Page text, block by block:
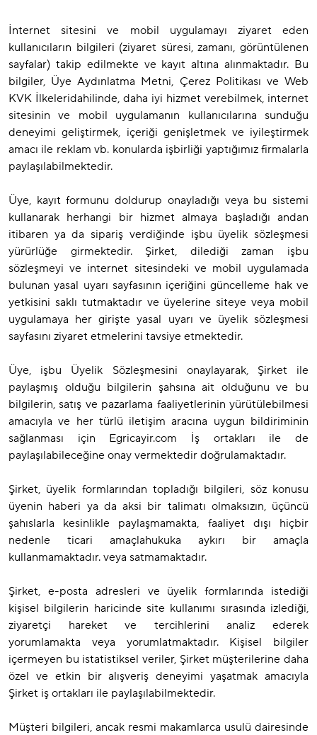
İnternet sitesini ve mobil uygulamayı ziyaret eden
kullanıcıların bilgileri (ziyaret süresi, zamanı, görüntülenen
sayfalar) takip edilmekte ve kayıt altına alınmaktadır. Bu
bilgiler, Üye Aydınlatma Metni, Çerez Politikası ve Web
KVK İlkeleridahilinde, daha iyi hizmet verebilmek, internet
sitesinin ve mobil uygulamanın kullanıcılarına sunduğu
deneyimi geliştirmek, içeriği genişletmek ve iyileştirmek
amacı ile reklam vb. konularda işbirliği yaptığımız firmalarla
paylaşılabilmektedir.
Üye, kayıt formunu doldurup onayladığı veya bu sistemi
kullanarak herhangi bir hizmet almaya başladığı andan
itibaren ya da sipariş verdiğinde işbu üyelik sözleşmesi
yürürlüğe girmektedir. Şirket, dilediği zaman işbu
sözleşmeyi ve internet sitesindeki ve mobil uygulamada
bulunan yasal uyarı sayfasının içeriğini güncelleme hak ve
yetkisini saklı tutmaktadır ve üyelerine siteye veya mobil
uygulamaya her girişte yasal uyarı ve üyelik sözleşmesi
sayfasını ziyaret etmelerini tavsiye etmektedir.
Üye, işbu Üyelik Sözleşmesini onaylayarak, Şirket ile
paylaşmış olduğu bilgilerin şahsına ait olduğunu ve bu
bilgilerin, satış ve pazarlama faaliyetlerinin yürütülebilmesi
amacıyla ve her türlü iletişim aracına uygun bildiriminin
sağlanması için Egricayir.com İş ortakları ile de
paylaşılabileceğine onay vermektedir doğrulamaktadır.
Şirket, üyelik formlarından topladığı bilgileri, söz konusu
üyenin haberi ya da aksi bir talimatı olmaksızın, üçüncü
şahıslarla kesinlikle paylaşmamakta, faaliyet dışı hiçbir
nedenle ticari amaçlahukuka aykırı bir amaçla
kullanmamaktadır. veya satmamaktadır.
Şirket, e-posta adresleri ve üyelik formlarında istediği
kişisel bilgilerin haricinde site kullanımı sırasında izlediği,
ziyaretçi hareket ve tercihlerini analiz ederek
yorumlamakta veya yorumlatmaktadır. Kişisel bilgiler
içermeyen bu istatistiksel veriler, Şirket müşterilerine daha
özel ve etkin bir alışveriş deneyimi yaşatmak amacıyla
Şirket iş ortakları ile paylaşılabilmektedir.
Müşteri bilgileri, ancak resmi makamlarca usulü dairesinde